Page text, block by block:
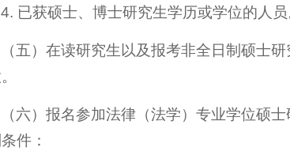
4. 已获硕士、博士研究生学历或学位的人员
（五）在读研究生以及报考非全日制硕士
（六）报名参加法律（法学）专业学位硕
件：